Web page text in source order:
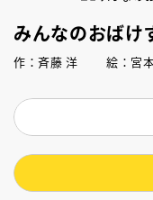
みんなのおば
作：斉藤 洋 絵：宮